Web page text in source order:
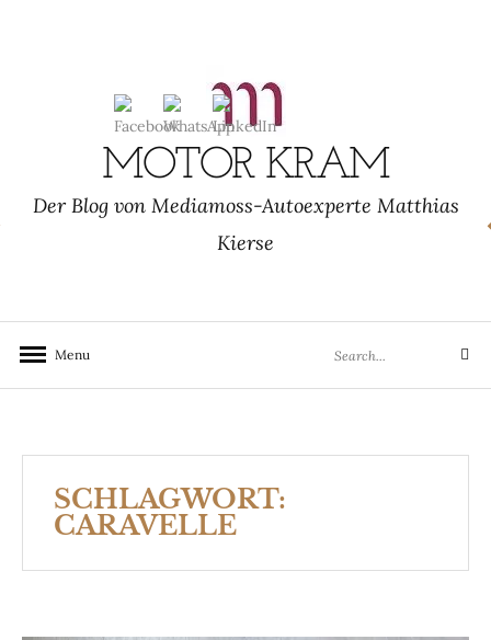
MOTOR KRAM
Der Blog von Mediamoss-Autoexperte Matthias
Kierse
Menu
for:
Search
SCHLAGWORT:
CARAVELLE